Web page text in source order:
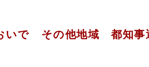
いで その他地域 都知事